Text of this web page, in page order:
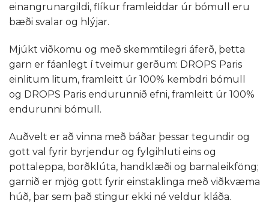
einangrunargildi, flíkur framleiddar úr bómull eru
bæði svalar og hlýjar.
Mjúkt viðkomu og með skemmtilegri áferð, þetta
garn er fáanlegt í tveimur gerðum: DROPS Paris
einlitum litum, framleitt úr 100% kembdri bómull
og DROPS Paris endurunnið efni, framleitt úr 100%
endurunni bómull.
Auðvelt er að vinna með báðar þessar tegundir og
gott val fyrir byrjendur og fylgihluti eins og
pottaleppa, borðklúta, handklæði og barnaleikföng;
garnið er mjög gott fyrir einstaklinga með viðkvæma
húð, þar sem það stingur ekki né veldur kláða.